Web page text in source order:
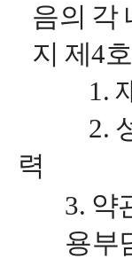
음의 각
지 제4
1. 재
2. 성명
력
3. 약
용부